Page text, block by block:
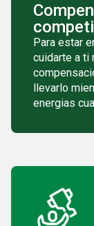
Para estar
cuidarte a ti
llevarlo
energias